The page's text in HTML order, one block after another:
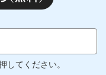
してください。